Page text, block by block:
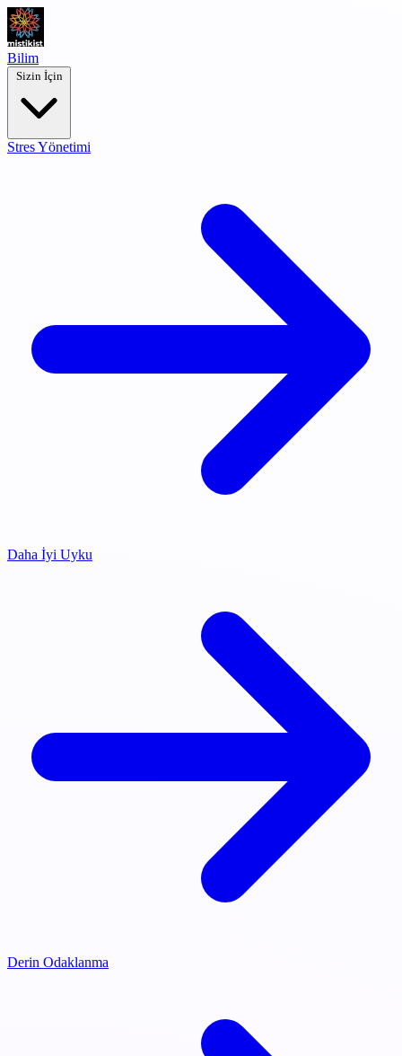
Bilim
Sizin İçin
Stres Yönetimi
Daha İyi Uyku
Derin Odaklanma